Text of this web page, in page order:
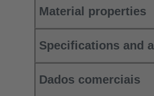
Material properties
Specifications and
Dados comerciais